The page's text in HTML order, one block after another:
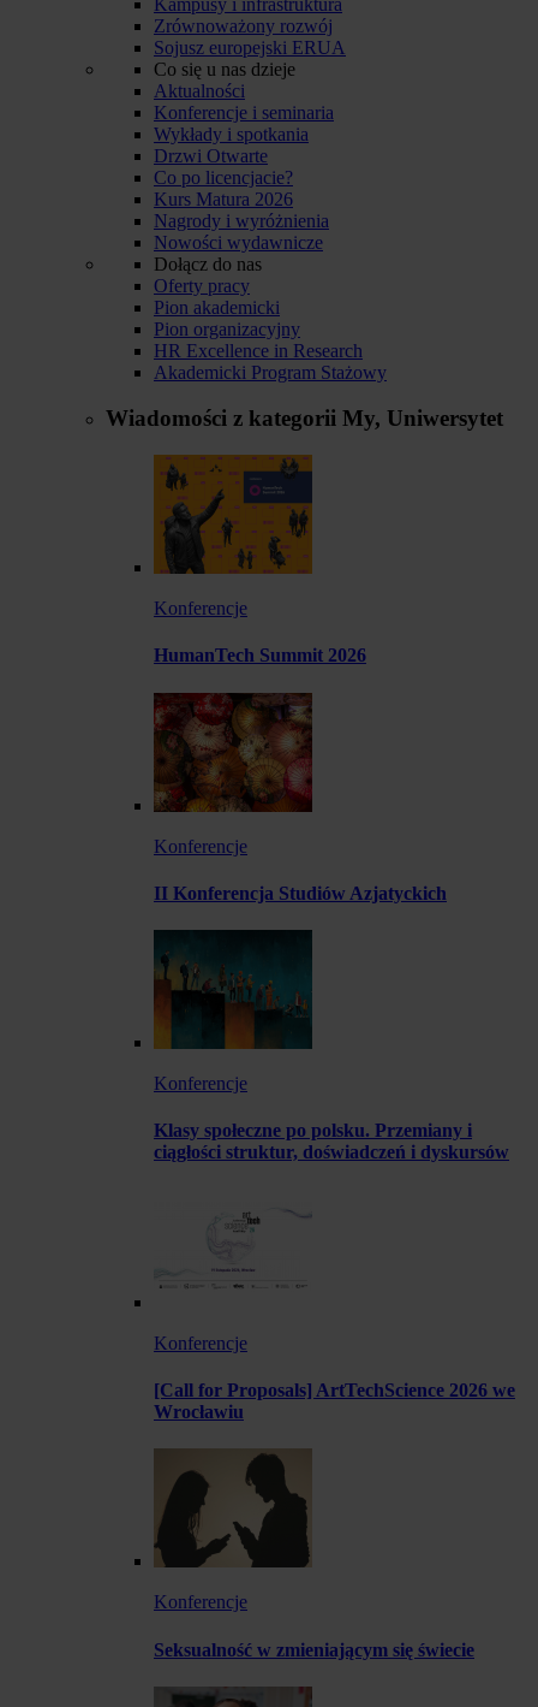
Zrównoważony rozwój
Sojusz europejski ERUA
Co się u nas dzieje
Aktualności
Konferencje i seminaria
Wykłady i spotkania
Drzwi Otwarte
Co po licencjacie?
Kurs Matura 2026
Nagrody i wyróżnienia
Nowości wydawnicze
Dołącz do nas
Oferty pracy
Pion akademicki
Pion organizacyjny
HR Excellence in Research
Akademicki Program Stażowy
Wiadomości z kategorii My, Uniwersytet
Konferencje
HumanTech Summit 2026
Konferencje
II Konferencja Studiów Azjatyckich
Konferencje
Klasy społeczne po polsku. Przemiany i
ciągłości struktur, doświadczeń i dyskursów
Konferencje
[Call for Proposals] ArtTechScience 2026 we
Wrocławiu
Konferencje
Seksualność w zmieniającym się świecie